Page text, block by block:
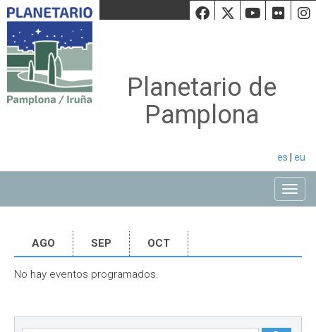
Facebook
Twiiter
Planetario de
Pamplona
es eu
AGO SEP OCT
No hay eventos programados.